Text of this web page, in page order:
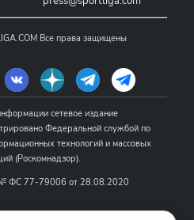
Все права защищены
сетевое издание
Федеральной службой по
технологий и массовых
(Роскомнадзор).
№ ФС 77-79006 от 28.08.2020
www.sportliga.com